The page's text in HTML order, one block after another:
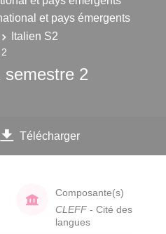
et pays émergents
Italien S2
semestre 2
Télécharger
Composante(s)
CLEFF - Cité des
langues